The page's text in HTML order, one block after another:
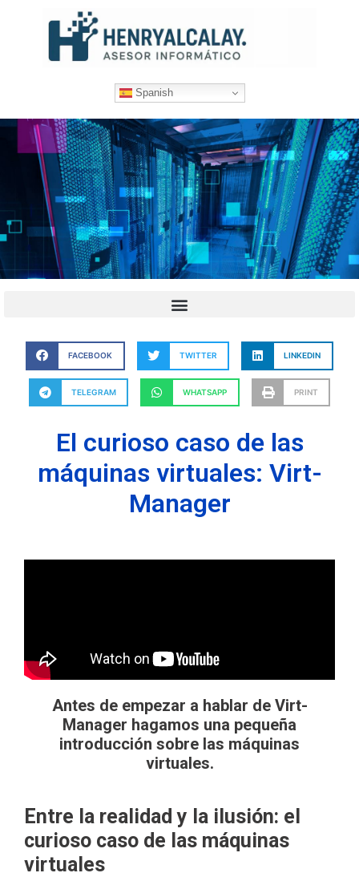
Spanish
FACEBOOK TWITTER LINKEDIN
TELEGRAM WHATSAPP PRINT
El curioso caso de las
máquinas virtuales: Virt-
Manager
Antes de empezar a hablar de Virt-
Manager hagamos una pequeña
introducción sobre las máquinas
virtuales.
Entre la realidad y la ilusión: el
curioso caso de las máquinas
virtuales